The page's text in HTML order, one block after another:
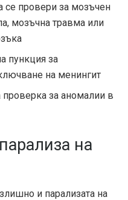
се провери за мозъчен
мозъчна травма или
пункция за
на менингит
проверка за аномалии в
на
и парализата на